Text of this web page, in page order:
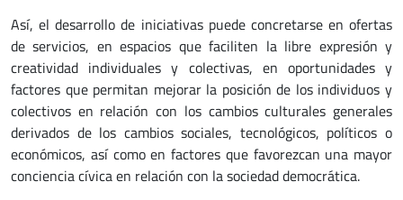
Así, el desarrollo de iniciativas puede concretarse en ofertas
de servicios, en espacios que faciliten la libre expresión y
creatividad individuales y colectivas, en oportunidades y
factores que permitan mejorar la posición de los individuos y
colectivos en relación con los cambios culturales generales
derivados de los cambios sociales, tecnológicos, políticos o
económicos, así como en factores que favorezcan una mayor
conciencia cívica en relación con la sociedad democrática.